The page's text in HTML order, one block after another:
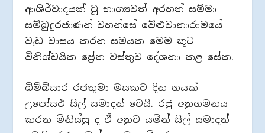
ආශීර්වාදයක් වූ භාග්‍යවත් අරහත් සම්මා
සම්බුදුරජාණන් වහන්සේ වේළුවානාරාමයේ
වැඩ වාසය කරන සමයක මෙම කූට
විනිශ්චයික ප්‍රේත වස්තුව දේශනා කළ සේක.
බිම්බිසාර රජතුමා මසකට දින හයක්
උපෝසථ සිල් සමාදන් වෙයි. රජු අනුගමනය
කරන මිනිස්සු ද ඒ අනුව යමින් සිල් සමාදන්